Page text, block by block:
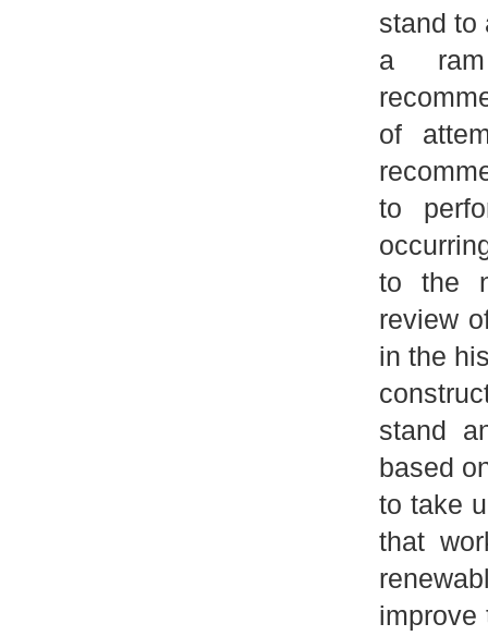
stand to
a
of
to
to the
review
in the
stand
based
to take
that
improve